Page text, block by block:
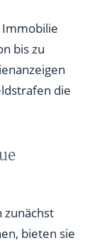
Immobilie
bis zu
die
zunächst
bieten sie